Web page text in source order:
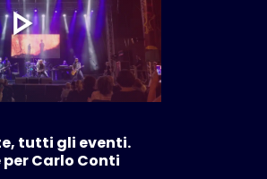
tutti gli eventi.
Carlo Conti